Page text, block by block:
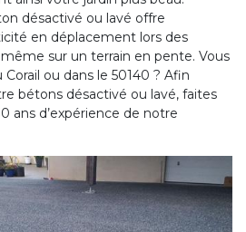
désactivé ou lavé offre
en déplacement lors des
sur un terrain en pente. Vous
ou dans le 50140 ? Afin
bétons désactivé ou lavé, faites
ans d’expérience de notre